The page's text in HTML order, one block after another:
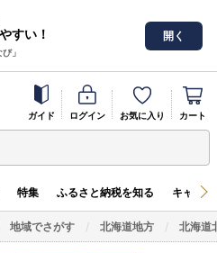
すい！
」
開く
ガイド ログイン お気に入り カート
特集 ふるさと納税を知る キャン
地域でさがす 北海道地方 北海道